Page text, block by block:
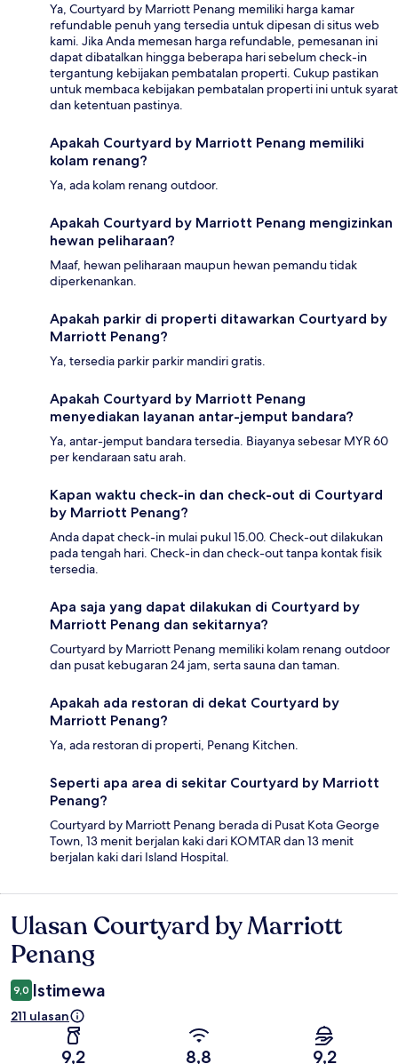
Ya, Courtyard by Marriott Penang memiliki harga kamar
refundable penuh yang tersedia untuk dipesan di situs web
kami. Jika Anda memesan harga refundable, pemesanan ini
dapat dibatalkan hingga beberapa hari sebelum check-in
tergantung kebijakan pembatalan properti. Cukup pastikan
untuk membaca kebijakan pembatalan properti ini untuk syarat
dan ketentuan pastinya.
Apakah Courtyard by Marriott Penang memiliki
kolam renang?
Ya, ada kolam renang outdoor.
Apakah Courtyard by Marriott Penang mengizinkan
hewan peliharaan?
Maaf, hewan peliharaan maupun hewan pemandu tidak
diperkenankan.
Apakah parkir di properti ditawarkan Courtyard by
Marriott Penang?
Ya, tersedia parkir parkir mandiri gratis.
Apakah Courtyard by Marriott Penang
menyediakan layanan antar-jemput bandara?
Ya, antar-jemput bandara tersedia. Biayanya sebesar MYR 60
per kendaraan satu arah.
Kapan waktu check-in dan check-out di Courtyard
by Marriott Penang?
Anda dapat check-in mulai pukul 15.00. Check-out dilakukan
pada tengah hari. Check-in dan check-out tanpa kontak fisik
tersedia.
Apa saja yang dapat dilakukan di Courtyard by
Marriott Penang dan sekitarnya?
Courtyard by Marriott Penang memiliki kolam renang outdoor
dan pusat kebugaran 24 jam, serta sauna dan taman.
Apakah ada restoran di dekat Courtyard by
Marriott Penang?
Ya, ada restoran di properti, Penang Kitchen.
Seperti apa area di sekitar Courtyard by Marriott
Penang?
Courtyard by Marriott Penang berada di Pusat Kota George
Town, 13 menit berjalan kaki dari KOMTAR dan 13 menit
berjalan kaki dari Island Hospital.
Ulasan
Ulasan Courtyard by Marriott
Penang
9,0 Istimewa
211 ulasan
9,2 8,8 9,2